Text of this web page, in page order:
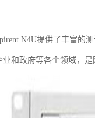
N4U提供了丰富的
业和政府等各个领域，是